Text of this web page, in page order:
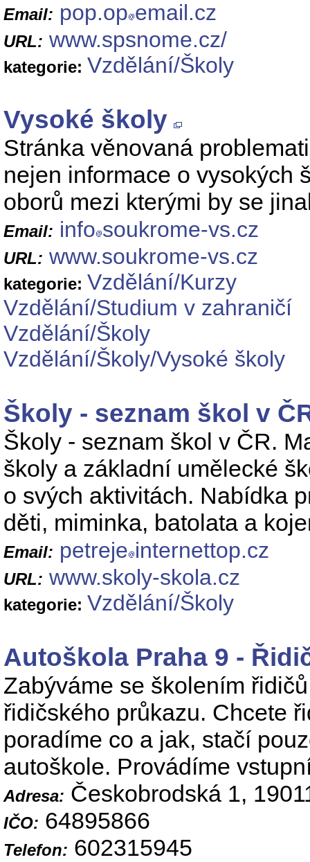
Email: pop.op email.cz
URL: www.spsnome.cz/
kategorie: Vzdělání/Školy
Vysoké školy
Stránka věnovaná
nejen informace o vysokých
oborů mezi kterými by se
Email: info soukrome-vs.cz
URL: www.soukrome-vs.cz
kategorie: Vzdělání/Kurzy
Vzdělání/Studium v zahraničí
Vzdělání/Školy
Vzdělání/Školy/Vysoké školy
Školy - seznam škol v
Školy - seznam škol v ČR.
školy a základní umělecké
o svých aktivitách. Nabídka
děti, miminka, batolata a
Email: petreje internettop.cz
URL: www.skoly-skola.cz
kategorie: Vzdělání/Školy
Autoškola Praha 9 -
Zabýváme se školením
řidičského průkazu. Chcete
poradíme co a jak, stačí
autoškole. Provádíme
Adresa: Českobrodská 1,
IČO: 64895866
Telefon: 602315945